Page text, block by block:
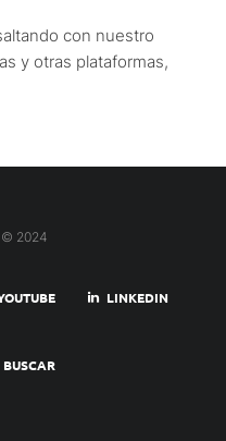
con nuestro
y otras plataformas,
© 2024
LINKEDIN
BUSCAR